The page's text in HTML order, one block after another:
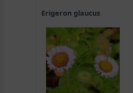
Erigeron glaucus